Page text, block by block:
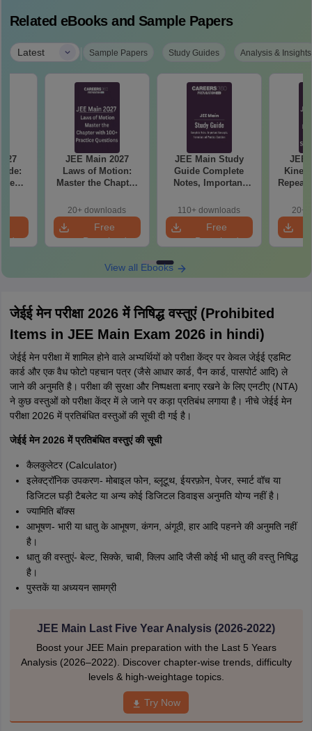
Related eBooks and Sample Papers
Latest | Sample Papers Study Guides Analysis & Insights
JEE Main 2027
Laws of Motion:
Master the Chapter
Questions
20+ downloads
Free
Download
JEE Main Study
Guide Complete
Notes, Important
and Practice
Question
110+ downloads
Free
Download
JEE
20+
View all Ebooks
जेईई मेन परीक्षा 2026 में निषिद्ध वस्तुएं (Prohibited
Items in JEE Main Exam 2026 in hindi)
जेईई मेन परीक्षा में शामिल होने वाले अभ्यर्थियों को परीक्षा केंद्र पर केवल जेईई एडमिट
कार्ड और एक वैध फोटो पहचान पत्र (जैसे आधार कार्ड, पैन कार्ड, पासपोर्ट आदि) ले
जाने की अनुमति है। परीक्षा की सुरक्षा और निष्पक्षता बनाए रखने के लिए एनटीए (NTA)
ने कुछ वस्तुओं को परीक्षा केंद्र में ले जाने पर कड़ा प्रतिबंध लगाया है। नीचे जेईई मेन
परीक्षा 2026 में प्रतिबंधित वस्तुओं की सूची दी गई है।
जेईई मेन 2026 में प्रतिबंधित वस्तुएं की सूची
कैलकुलेटर (Calculator)
इलेक्ट्रॉनिक उपकरण- मोबाइल फोन, ब्लूटूथ, ईयरफ़ोन, पेजर, स्मार्ट वॉच या
डिजिटल घड़ी टैबलेट या अन्य कोई डिजिटल डिवाइस अनुमति योग्य नहीं है।
ज्यामिति बॉक्स
आभूषण- भारी या धातु के आभूषण, कंगन, अंगूठी, हार आदि पहनने की अनुमति नहीं
है।
धातु की वस्तुएं- बेल्ट, सिक्के, चाबी, क्लिप आदि जैसी कोई भी धातु की वस्तु निषिद्ध
है।
पुस्तकें या अध्ययन सामग्री
JEE Main Last Five Year Analysis (2026-2022)
Boost your JEE Main preparation with the Last 5 Years
Analysis (2026–2022). Discover chapter-wise trends, difficulty
levels & high-weightage topics.
Try Now